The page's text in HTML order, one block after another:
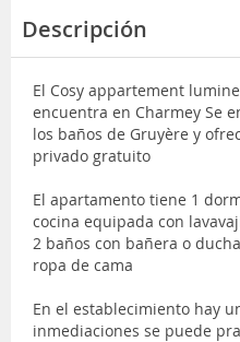
Descripción
El Cosy appartement
encuentra en Charmey Se
los baños de Gruyère y
privado gratuito
El apartamento tiene 1
cocina equipada con
2 baños con bañera o
ropa de cama
En el establecimiento hay
inmediaciones se puede